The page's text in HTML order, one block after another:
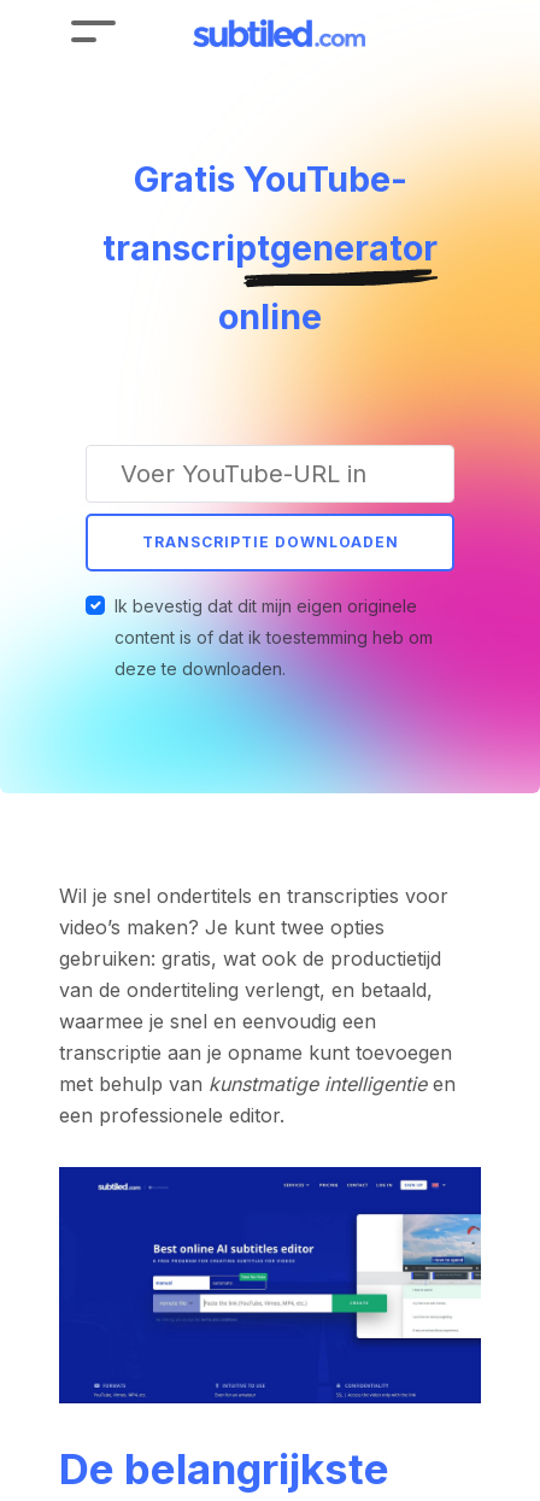
Gratis YouTube-
transcriptgenerator
online
TRANSCRIPTIE DOWNLOADEN
Ik bevestig dat dit mijn eigen originele
content is of dat ik toestemming heb om
deze te downloaden.
Wil je snel ondertitels en transcripties voor
video’s maken? Je kunt twee opties
gebruiken: gratis, wat ook de productietijd
van de ondertiteling verlengt, en betaald,
waarmee je snel en eenvoudig een
transcriptie aan je opname kunt toevoegen
met behulp van kunstmatige intelligentieen
een professionele editor.
De belangrijkste